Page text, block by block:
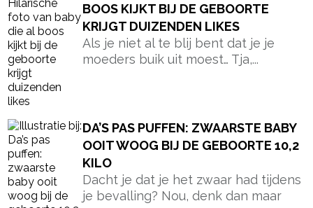
BOOS KIJKT BIJ DE GEBOORTE
KRIJGT DUIZENDEN LIKES
Als je niet al te blij bent dat je je
moeders buik uit moest… Tja,...
DA’S PAS PUFFEN: ZWAARSTE BABY
OOIT WOOG BIJ DE GEBOORTE 10,2
KILO
Dacht je dat je het zwaar had tijdens
je bevalling? Nou, denk dan maar